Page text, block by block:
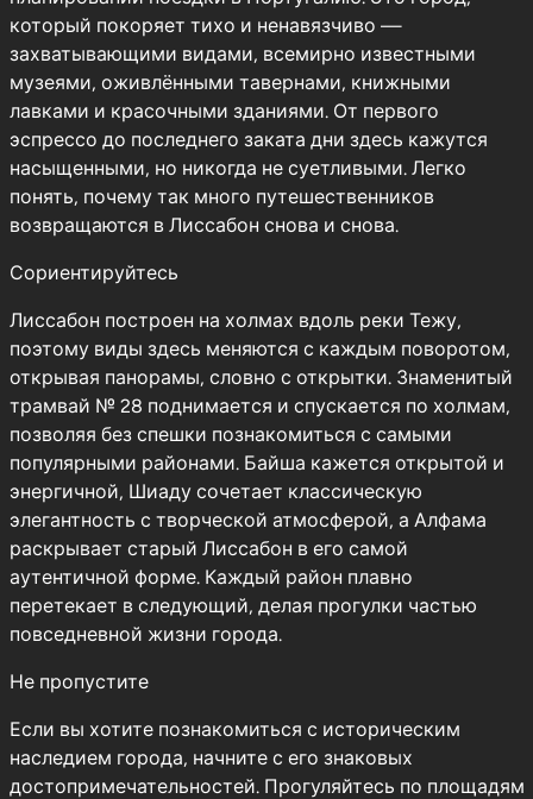
который покоряет тихо и ненавязчиво —
захватывающими видами, всемирно известными
музеями, оживлёнными тавернами, книжными
лавками и красочными зданиями. От первого
эспрессо до последнего заката дни здесь кажутся
насыщенными, но никогда не суетливыми. Легко
понять, почему так много путешественников
возвращаются в Лиссабон снова и снова.
Сориентируйтесь
Лиссабон построен на холмах вдоль реки Тежу,
поэтому виды здесь меняются с каждым поворотом,
открывая панорамы, словно с открытки. Знаменитый
трамвай № 28 поднимается и спускается по холмам,
позволяя без спешки познакомиться с самыми
популярными районами. Байша кажется открытой и
энергичной, Шиаду сочетает классическую
элегантность с творческой атмосферой, а Алфама
раскрывает старый Лиссабон в его самой
аутентичной форме. Каждый район плавно
перетекает в следующий, делая прогулки частью
повседневной жизни города.
Не пропустите
Если вы хотите познакомиться с историческим
наследием города, начните с его знаковых
достопримечательностей. Прогуляйтесь по площадям